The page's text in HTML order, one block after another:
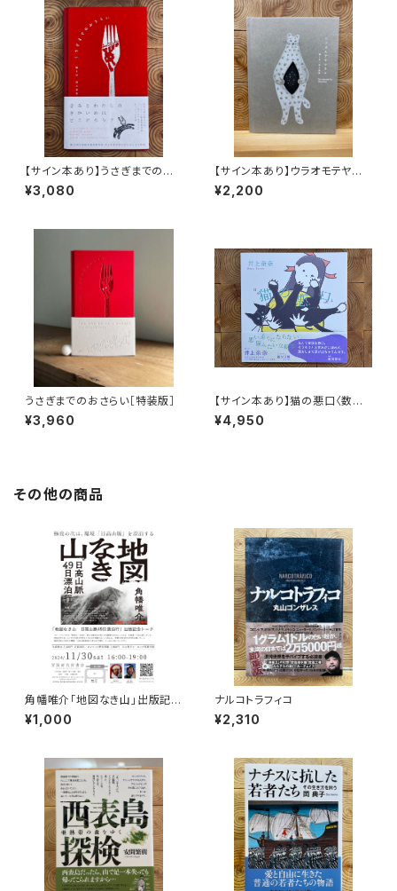
【サイン本あり】うさぎまでのお
さらい［通常版］
¥3,080
【サイン本あり】ウラオモテヤマ
ネコ
¥2,200
うさぎまでのおさらい［特装版］
¥3,960
【サイン本あり】猫の悪口〈数量
限定・オリジナルトート付き〉
¥4,950
その他の商品
角幡唯介「地図なき山」出版記念
トークイベント録画視聴権
¥1,000
ナルコトラフィコ
¥2,310